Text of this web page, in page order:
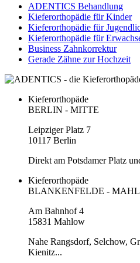
ADENTICS Behandlung
Kieferorthopädie für Kinder
Kieferorthopädie für
Kieferorthopädie für
Business Zahnkorrektur
Gerade Zähne zur Hochzeit
Kieferorthopäde
BERLIN - MITTE
Leipziger Platz 7
10117 Berlin
Direkt am Potsdamer Platz
Kieferorthopäde
BLANKENFELDE -
Am Bahnhof 4
15831 Mahlow
Nahe Rangsdorf, Selchow,
Kienitz...